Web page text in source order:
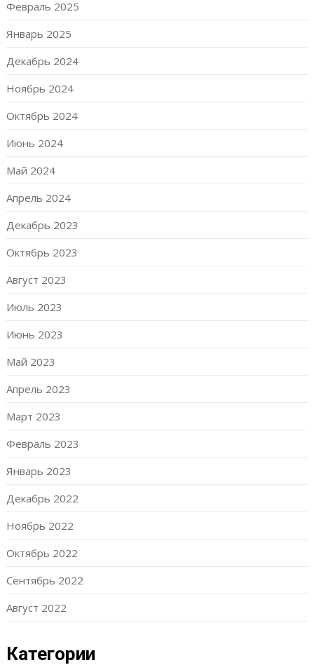
Февраль 2025
Январь 2025
Декабрь 2024
Ноябрь 2024
Октябрь 2024
Июнь 2024
Май 2024
Апрель 2024
Декабрь 2023
Октябрь 2023
Август 2023
Июль 2023
Июнь 2023
Май 2023
Апрель 2023
Март 2023
Февраль 2023
Январь 2023
Декабрь 2022
Ноябрь 2022
Октябрь 2022
Сентябрь 2022
Август 2022
Категории